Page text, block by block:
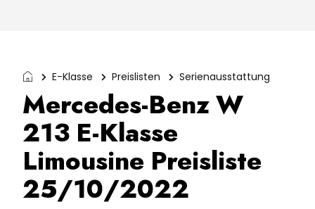
E-Klasse Preislisten Serienausstattung
Mercedes-Benz W
213 E-Klasse
Limousine Preisliste
25/10/2022